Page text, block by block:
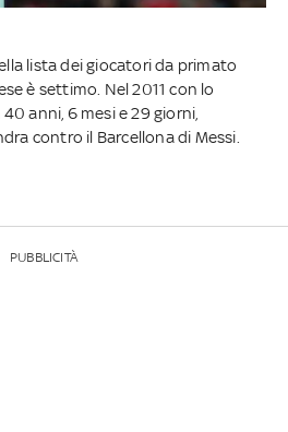
lista dei giocatori da primato
è settimo. Nel 2011 con lo
anni, 6 mesi e 29 giorni,
contro il Barcellona di Messi.
PUBBLICITÀ